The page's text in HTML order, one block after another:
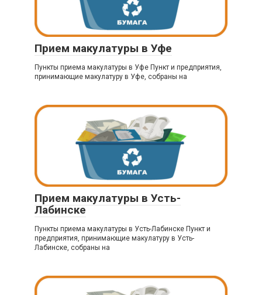
Прием макулатуры в Уфе
Пункты приема макулатуры в Уфе Пункт и предприятия,
принимающие макулатуру в Уфе, собраны на
Прием макулатуры в Усть-
Лабинске
Пункты приема макулатуры в Усть-Лабинске Пункт и
предприятия, принимающие макулатуру в Усть-
Лабинске, собраны на